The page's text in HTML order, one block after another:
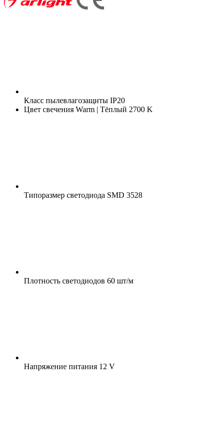
Класс пылевлагозащиты IP20
Цвет свечения Warm | Тёплый 2700 K
Типоразмер светодиода SMD 3528
Плотность светодиодов 60 шт/м
Напряжение питания 12 V